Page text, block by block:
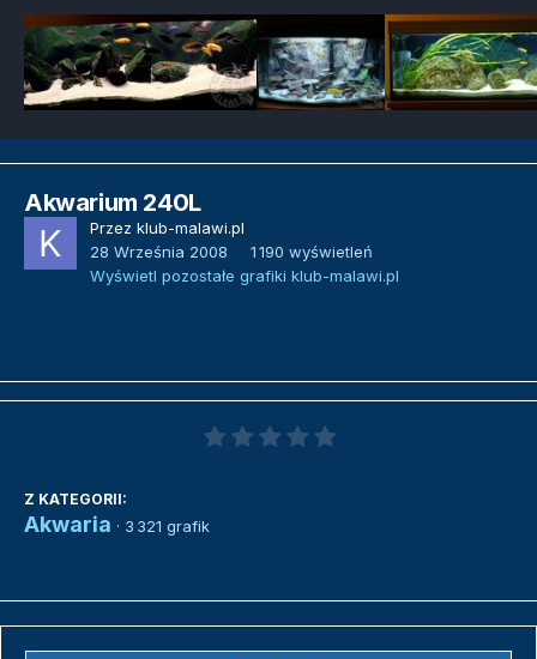
Akwarium 240L
Przez klub-malawi.pl
28 Września 2008
1 190 wyświetleń
Wyświetl pozostałe grafiki klub-malawi.pl
Z KATEGORII:
Akwaria · 3 321 grafik